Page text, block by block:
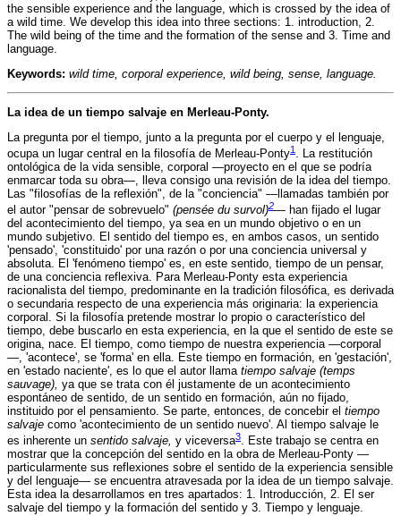
the sensible experience and the language, which is crossed by the idea of
a wild time. We develop this idea into three sections: 1. introduction, 2.
The wild being of the time and the formation of the sense and 3. Time and
language.
Keywords: wild time, corporal experience, wild being, sense, language.
La idea de un tiempo salvaje en Merleau-Ponty.
La pregunta por el tiempo, junto a la pregunta por el cuerpo y el lenguaje,
ocupa un lugar central en la filosofía de Merleau-Ponty1
. La restitución
ontológica de la vida sensible, corporal —proyecto en el que se podría
enmarcar toda su obra—, lleva consigo una revisión de la idea del tiempo.
Las "filosofías de la reflexión", de la "conciencia" —llamadas también por
el autor "pensar de sobrevuelo" (pensée du survol)2— han fijado el lugar
del acontecimiento del tiempo, ya sea en un mundo objetivo o en un
mundo subjetivo. El sentido del tiempo es, en ambos casos, un sentido
'pensado', 'constituido' por una razón o por una conciencia universal y
absoluta. El 'fenómeno tiempo' es, en este sentido, tiempo de un pensar,
de una conciencia reflexiva. Para Merleau-Ponty esta experiencia
racionalista del tiempo, predominante en la tradición filosófica, es derivada
o secundaria respecto de una experiencia más originaria: la experiencia
corporal. Si la filosofía pretende mostrar lo propio o característico del
tiempo, debe buscarlo en esta experiencia, en la que el sentido de este se
origina, nace. El tiempo, como tiempo de nuestra experiencia —corporal
—, 'acontece', se 'forma' en ella. Este tiempo en formación, en 'gestación',
en 'estado naciente', es lo que el autor llama tiempo salvaje (temps
sauvage), ya que se trata con él justamente de un acontecimiento
espontáneo de sentido, de un sentido en formación, aún no fijado,
instituido por el pensamiento. Se parte, entonces, de concebir el tiempo
salvaje como 'acontecimiento de un sentido nuevo'. Al tiempo salvaje le
es inherente un sentido salvaje, y viceversa3. Este trabajo se centra en
mostrar que la concepción del sentido en la obra de Merleau-Ponty —
particularmente sus reflexiones sobre el sentido de la experiencia sensible
y del lenguaje— se encuentra atravesada por la idea de un tiempo salvaje.
Esta idea la desarrollamos en tres apartados: 1. Introducción, 2. El ser
salvaje del tiempo y la formación del sentido y 3. Tiempo y lenguaje.